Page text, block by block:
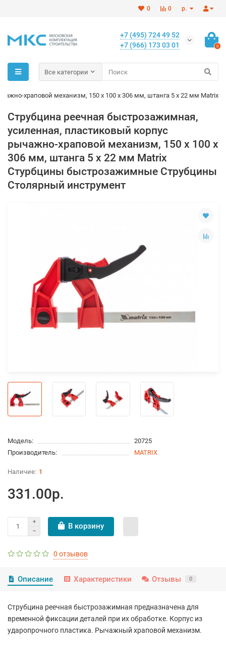
р.
0
0
+7 (495) 724 49 52
+7 (966) 173 03 01
0
Все категории
храповой механизм, 150 х 100 х 306 мм, штанга 5 х 22 мм Matrix
Струбцина реечная быстрозажимная,
усиленная, пластиковый корпус
рычажно-храповой механизм, 150 х 100 х
306 мм, штанга 5 х 22 мм Matrix
Стурбцины быстрозажимные Струбцины
Столярный инструмент
Модель:
20725
Производитель:
MATRIX
1
331.00р.
В корзину
0 отзывов
Описание Характеристики Отзывы 0
Струбцина реечная быстрозажимная предназначена для
временной фиксации деталей при их обработке. Корпус из
ударопрочного пластика. Рычажный храповой механизм.